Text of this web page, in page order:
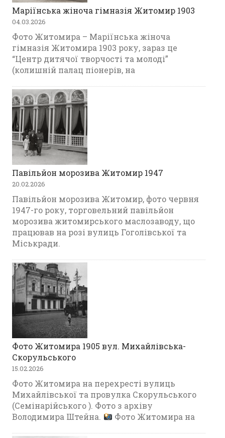
Маріїнська жіноча гімназія Житомир 1903
04.03.2026
Фото Житомира – Маріїнська жіноча
гімназія Житомира 1903 року, зараз це
“Центр дитячої творчості та молоді”
(колишній палац піонерів, на
Павільйон морозива Житомир 1947
20.02.2026
Павільйон морозива Житомир, фото червня
1947-го року, торговельний павільйон
морозива житомирського маслозаводу, що
працював на розі вулиць Гоголівської та
Міськради.
Фото Житомира 1905 вул. Михайлівська-
Скорульського
15.02.2026
Фото Житомира на перехресті вулиць
Михайлівської та провулка Скорульського
(Семінарійського ). Фото з архіву
Володимира Штейна.
Фото Житомира на